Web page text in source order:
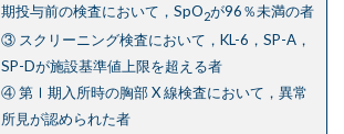
期投与前の検査において，SpO2が96％未満の者
③ スクリーニング検査において，KL-6，SP-A，
SP-Dが施設基準値上限を超える者
④ 第Ⅰ期入所時の胸部 X 線検査において，異常
所見が認められた者